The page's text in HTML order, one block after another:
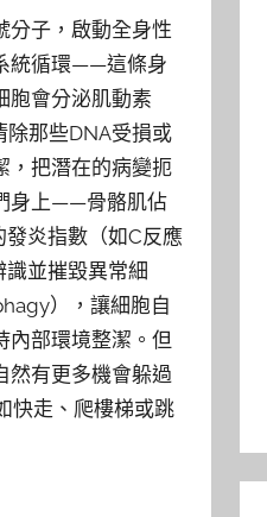
分子，啟動全身性
統循環——這條身
胞會分泌肌動素
除那些DNA受損或
，把潛在的病變扼
身上——骨骼肌佔
炎指數（如C反應
並摧毀異常細
），讓細胞自
內部環境整潔。但
然有更多機會躲過
快走、爬樓梯或跳